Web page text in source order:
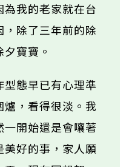
為我的老家就在台
除了三年前的除
寶寶。
態早已有心理準
，看得很淡。我
開始還是會嚷著
好的事，家人願